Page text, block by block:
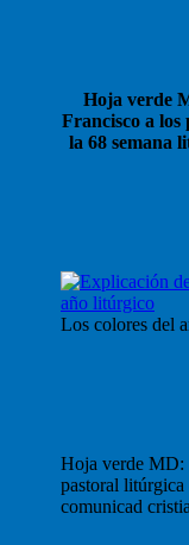
Hoja verde
Francisco a los
la 68 semana
Los colores del
Hoja verde MD:
pastoral litúrgica
comunicad